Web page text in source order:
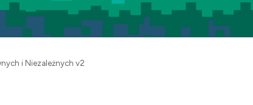
i Niezależnych v2